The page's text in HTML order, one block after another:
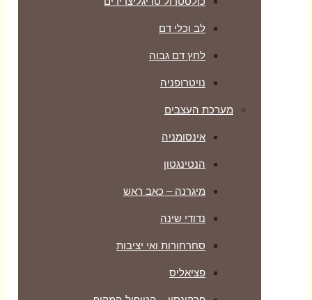
לב וכלי דם
לחץ דם גבוה
נויטרופניה
מערכת העצבים
אינסומניה
הנטינגטון
מיגרנה – כאב ראש
נדודי שינה
סחרחורות ואי יציבות
פציאליס